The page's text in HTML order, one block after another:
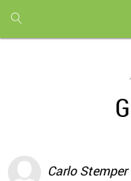
month
free
Carlo Stemper